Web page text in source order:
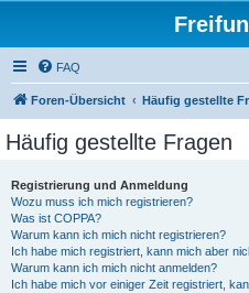
FAQ
Foren-Übersicht Häufig gestellte
Häufig gestellte Fragen
Registrierung und Anmeldung
Wozu muss ich mich registrieren?
Was ist COPPA?
Warum kann ich mich nicht registrieren?
Ich habe mich registriert, kann mich aber
Warum kann ich mich nicht anmelden?
Ich habe mich vor einiger Zeit registriert,